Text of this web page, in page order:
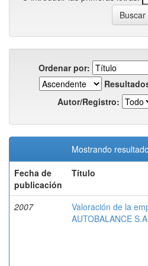
Ordenar por:
Autor/Registro:
Mostrando
Fecha de
publicación
Título
2007
Valoración de la
AUTOBALANCE